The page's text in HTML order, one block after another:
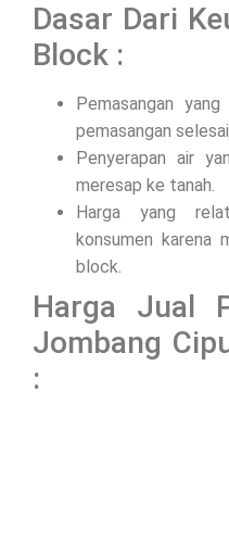
Dasar Dari
Block :
Pemasangan
pemasangan
Penyerapan air
meresap ke tanah.
Harga yang
konsumen karena
block.
Harga Jual
Jombang
: